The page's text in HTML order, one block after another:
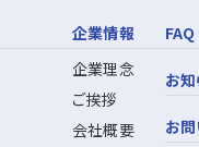
企業情報
企業理念
ご挨拶
会社概要
FAQ
お
お